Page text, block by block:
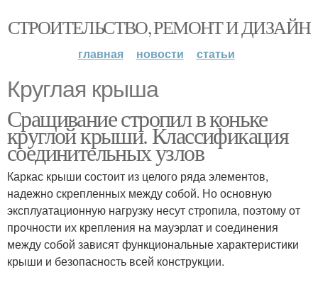
СТРОИТЕЛЬСТВО, РЕМОНТ И ДИЗАЙН
главная новости статьи
Круглая крыша
Сращивание стропил в коньке
круглой крыши. Классификация
соединительных узлов
Каркас крыши состоит из целого ряда элементов,
надежно скрепленных между собой. Но основную
эксплуатационную нагрузку несут стропила, поэтому от
прочности их крепления на мауэрлат и соединения
между собой зависят функциональные характеристики
крыши и безопасность всей конструкции.